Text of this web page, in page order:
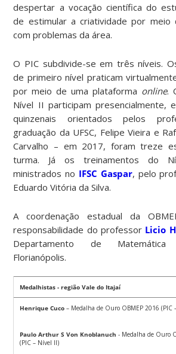
despertar a vocação científica do
de estimular a criatividade por meio
com problemas da área.
O PIC subdivide-se em três níveis.
de primeiro nível praticam
por meio de uma plataforma online.
Nível II participam presencialmente,
quinzenais orientados pelos
graduação da UFSC, Felipe Vieira e
Carvalho – em 2017, foram treze
turma. Já os treinamentos do
ministrados no IFSC Gaspar, pelo
Eduardo Vitória da Silva.
A coordenação estadual da
responsabilidade do professor Licio
Departamento de
Florianópolis.
Medalhistas - região Vale do Itajaí
Henrique Cuco – Medalha de Ouro OBMEP 2016 (PIC
Paulo Arthur S Von Knoblanuch - Medalha de Ouro
(PIC – Nível II)